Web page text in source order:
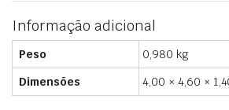
Informação adicional
Peso
0,980 kg
Dimensões
4,00 × 4,60 ×